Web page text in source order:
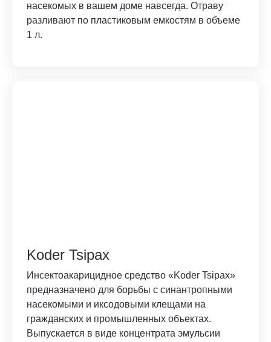
насекомых в вашем доме навсегда. Отраву
разливают по пластиковым емкостям в объеме
1 л.
Koder Tsipax
Инсектоакарицидное средство «Koder Tsipax»
предназначено для борьбы с синантропными
насекомыми и иксодовыми клещами на
гражданских и промышленных объектах.
Выпускается в виде концентрата эмульсии